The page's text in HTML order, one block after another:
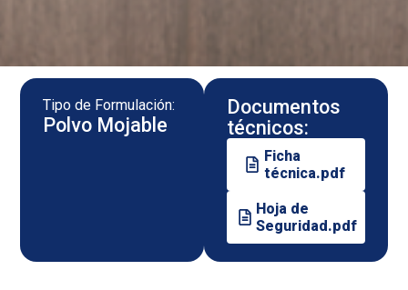
Tipo de Formulación:
Polvo Mojable
Documentos
técnicos:
Ficha
técnica.pdf
Hoja de
Seguridad.pdf